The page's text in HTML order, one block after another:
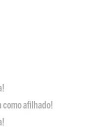
como afilhado!